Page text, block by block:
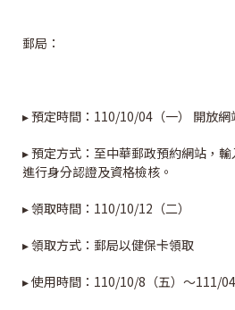
郵局：
▸ 預定時間：110/10/04（一） 開放網
▸ 預定方式：至中華郵政預約網站，
進行身分認證及資格檢核。
▸ 領取時間：110/10/12（二）
▸ 領取方式：郵局以健保卡領取
▸ 使用時間：110/10/8（五）～111/